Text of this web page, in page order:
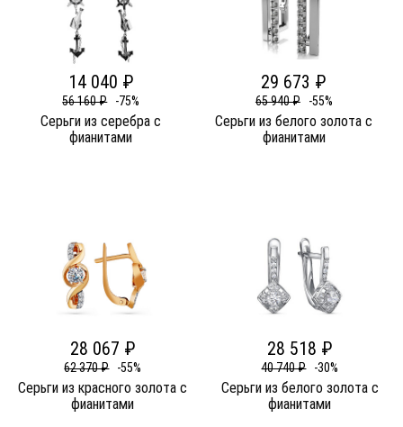
14 040 ₽
56 160 ₽ -75%
Серьги из серебра c
фианитами
29 673 ₽
65 940 ₽ -55%
Серьги из белого золота c
фианитами
28 067 ₽
62 370 ₽ -55%
Серьги из красного золота c
фианитами
28 518 ₽
40 740 ₽ -30%
Серьги из белого золота c
фианитами